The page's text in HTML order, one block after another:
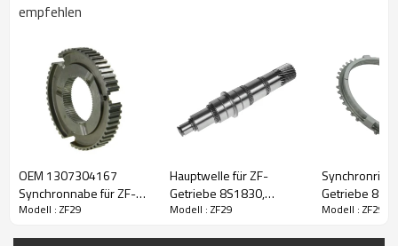
Teilename
Synchronisations-Hub
OEM-Nr.
93163920, 0069909, 0002629835,
20853013, 1313333001, 115958,
empfehlen
OEM 1307304167
Synchronnabe für ZF-
Getriebe 9S75, S5-42-
Modell : ZF29
Hauptwelle für ZF-
Getriebe 8S1830,
18S1831, 1356304035,
Modell : ZF29
Synchronring
Getriebe
9S1110,
Modell : ZF29